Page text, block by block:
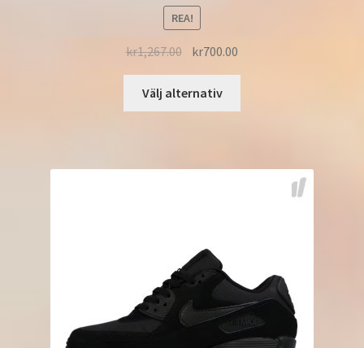
REA!
kr1,267.00 kr700.00
Välj alternativ